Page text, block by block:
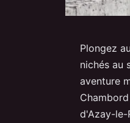
Plongez
nichés au
aventure
d'Azay-le-